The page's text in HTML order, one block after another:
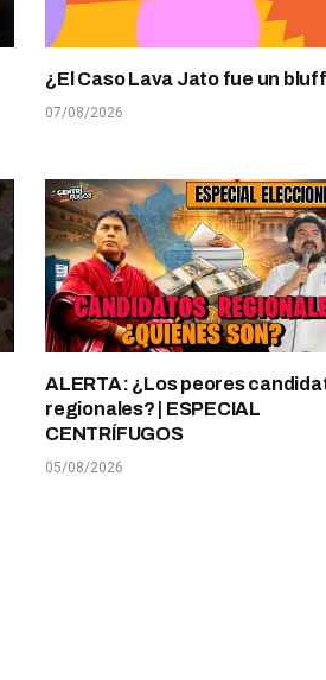
¿El Caso Lava Jato fue un
07/08/2026
ALERTA: ¿Los peores
regionales? | ESPECIAL
CENTRÍFUGOS
05/08/2026